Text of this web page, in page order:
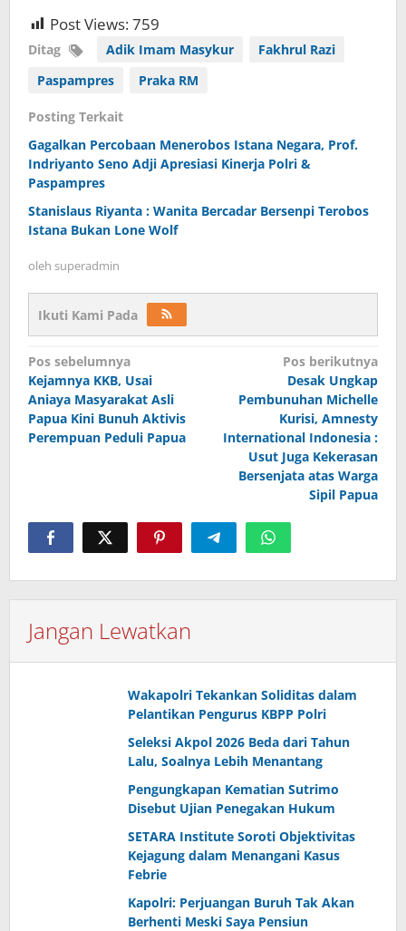
Post Views:759
Ditag Adik Imam Masykur
Fakhrul Razi
Paspampres
Praka RM
Posting Terkait
Gagalkan Percobaan Menerobos Istana Negara, Prof.
Indriyanto Seno Adji Apresiasi Kinerja Polri &
Paspampres
Stanislaus Riyanta : Wanita Bercadar Bersenpi Terobos
Istana Bukan Lone Wolf
oleh superadmin
Ikuti Kami Pada
Navigasi
pos
Pos sebelumnya
Kejamnya KKB, Usai
Aniaya Masyarakat Asli
Papua Kini Bunuh Aktivis
Perempuan Peduli Papua
Pos berikutnya
Desak Ungkap
Pembunuhan Michelle
Kurisi, Amnesty
International Indonesia :
Usut Juga Kekerasan
Bersenjata atas Warga
Sipil Papua
Jangan Lewatkan
Wakapolri Tekankan Soliditas dalam
Pelantikan Pengurus KBPP Polri
Seleksi Akpol 2026 Beda dari Tahun
Lalu, Soalnya Lebih Menantang
Pengungkapan Kematian Sutrimo
Disebut Ujian Penegakan Hukum
SETARA Institute Soroti Objektivitas
Kejagung dalam Menangani Kasus
Febrie
Kapolri: Perjuangan Buruh Tak Akan
Berhenti Meski Saya Pensiun